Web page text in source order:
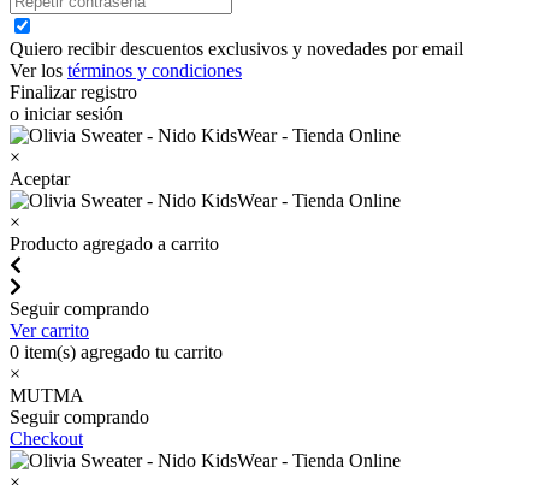
Quiero recibir descuentos exclusivos y novedades por email
Ver los términos y condiciones
Finalizar registro
o iniciar sesión
×
Aceptar
×
Producto agregado a carrito
Seguir comprando
Ver carrito
0 item(s) agregado tu carrito
×
MUTMA
Seguir comprando
Checkout